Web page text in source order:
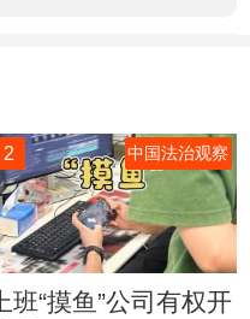
2 中国法治观察
上班“摸鱼”公司有权开